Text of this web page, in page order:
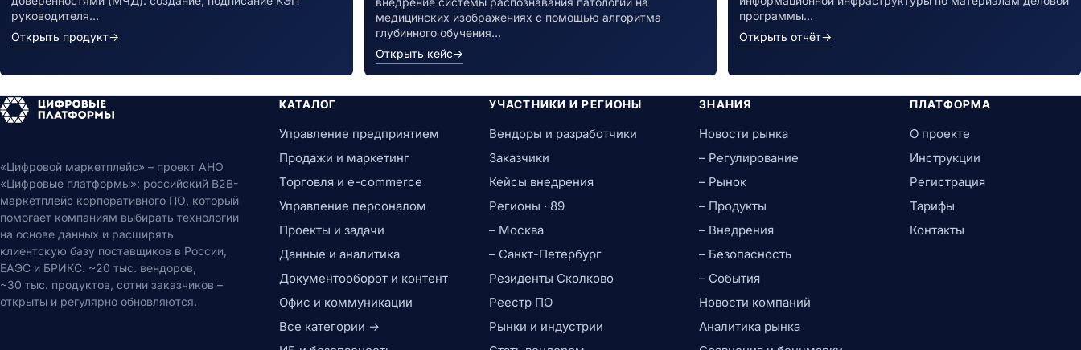
руководителя…
Открыть продукт→
медицинских изображениях с помощью алгоритма
глубинного обучения…
Открыть кейс→
программы…
Открыть отчёт→
«Цифровой маркетплейс» – проект АНО
«Цифровые платформы»: российский B2B-
маркетплейс корпоративного ПО, который
помогает компаниям выбирать технологии
на основе данных и расширять
клиентскую базу поставщиков в России,
ЕАЭС и БРИКС. ~20 тыс. вендоров,
~30 тыс. продуктов, сотни заказчиков –
открыты и регулярно обновляются.
КАТАЛОГ
Управление предприятием
Продажи и маркетинг
Торговля и e-commerce
Управление персоналом
Проекты и задачи
Данные и аналитика
Документооборот и контент
Офис и коммуникации
Все категории →
УЧАСТНИКИ И РЕГИОНЫ
Вендоры и разработчики
Заказчики
Кейсы внедрения
Регионы · 89
– Москва
– Санкт-Петербург
Резиденты Сколково
Реестр ПО
Рынки и индустрии
ЗНАНИЯ
Новости рынка
– Регулирование
– Рынок
– Продукты
– Внедрения
– Безопасность
– События
Новости компаний
Аналитика рынка
ПЛАТФОРМА
О проекте
Инструкции
Регистрация
Тарифы
Контакты